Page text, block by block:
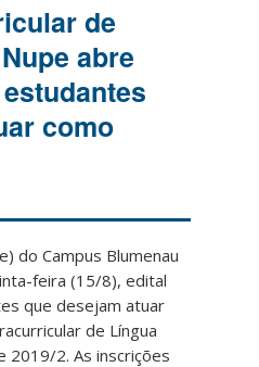
de
abre
como
do Campus Blumenau
feira (15/8), edital
que desejam atuar
de Língua
2019/2. As inscrições